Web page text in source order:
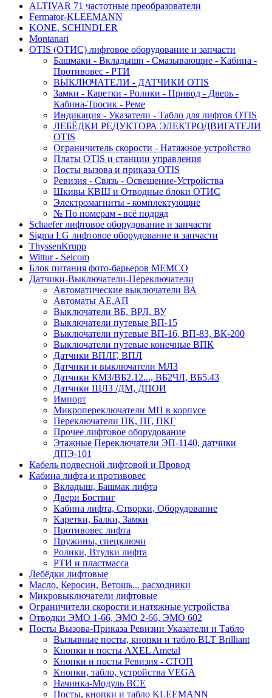
ALTIVAR 71 частотные преобразователи
Fermator-KLEEMANN
KONE, SCHINDLER
Montanari
OTIS (ОТИС) лифтовое оборудование и запчасти
Башмаки - Вкладыши - Смазывающие - Кабина -
Противовес - РТИ
ВЫКЛЮЧАТЕЛИ - ДАТЧИКИ OTIS
Замки - Каретки - Ролики - Привод - Дверь -
Кабина-Тросик - Реме
Индикация - Указатели - Табло для лифтов OTIS
ЛЕБЁДКИ РЕДУКТОРА ЭЛЕКТРОДВИГАТЕЛИ
OTIS
Ограничитель скорости - Натяжное устройство
Платы OTIS и станции управления
Посты вызова и приказа OTIS
Ревизия - Связь - Освещение-Устройства
Шкивы КВШ и Отводные блоки ОТИС
Электромагниты - комплектующие
№ По номерам - всё подряд
Schaefer лифтовое оборудование и запчасти
Sigma LG лифтовое оборудование и запчасти
ThyssenKrupp
Wittur - Selcom
Блок питания фото-барьеров MEMCO
Датчики-Выключатели-Переключатели
Автоматические выключатели ВА
Автоматы АЕ,АП
Выключатели ВБ, ВРЛ, ВУ
Выключатели путевые ВП-15
Выключатели путевые ВП-16, ВП-83, ВК-200
Выключатели путевые конечные ВПК
Датчики ВПЛГ, ВПЛ
Датчики и выключатели МЛЗ
Датчики КМЗ/ВБ2.12..., ВБ2ЧЛ, ВБ5.43
Датчики ЩЛЗ /ДМ, ДПОИ
Импорт
Микропереключатели МП в корпусе
Переключатели ПК, ПГ, ПКГ
Прочее лифтовое оборудование
Этажные Переключатели ЭП-1140, датчики
ДПЭ-101
Кабель подвесной лифтовой и Провод
Кабина лифта и противовес
Вкладыш, Башмак лифта
Двери Боствиг
Кабина лифта, Створки, Оборудование
Каретки, Балки, Замки
Противовес лифта
Пружины, спецключи
Ролики, Втулки лифта
РТИ и пластмасса
Лебёдки лифтовые
Масло, Керосин, Ветошь... расходники
Микровыключатели лифтовые
Ограничители скорости и натяжные устройства
Отводки ЭМО 1-66, ЭМО 2-66, ЭМО 602
Посты Вызова-Приказа Ревизии Указатели и Табло
Вызывные посты, кнопки и табло BLT Brilliant
Кнопки и посты AXEL Ametal
Кнопки и посты Ревизия - СТОП
Кнопки, табло, устройства VEGA
Начинка-Модуль ВСЕ
Посты, кнопки и табло KLEEMANN